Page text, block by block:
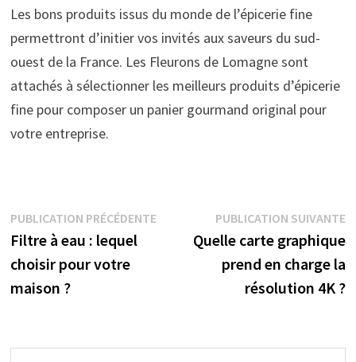
Les bons produits issus du monde de l’épicerie fine
permettront d’initier vos invités aux saveurs du sud-
ouest de la France. Les Fleurons de Lomagne sont
attachés à sélectionner les meilleurs produits d’épicerie
fine pour composer un panier gourmand original pour
votre entreprise.
Navigation
de
l’article
PUBLICATION PRÉCÉDENTEPublication
précédente :
Filtre à eau : lequel
choisir pour votre
maison ?
PUBLICATION SUIVANTE
Quelle carte graphique
prend en charge la
résolution 4K ?